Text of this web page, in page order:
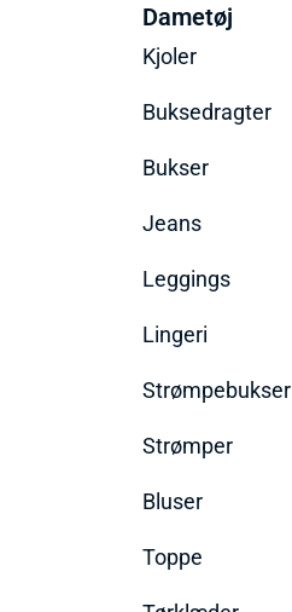
Dametøj
Kjoler
Buksedragter
Bukser
Jeans
Leggings
Lingeri
Strømpebukser
Strømper
Bluser
Toppe